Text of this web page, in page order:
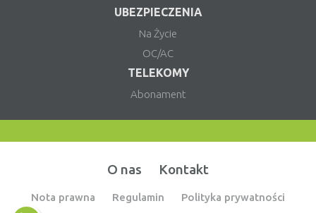
UBEZPIECZENIA
Na Życie
OC/AC
TELEKOMY
Abonament
O nas Kontakt
Nota prawna Regulamin Polityka prywatności